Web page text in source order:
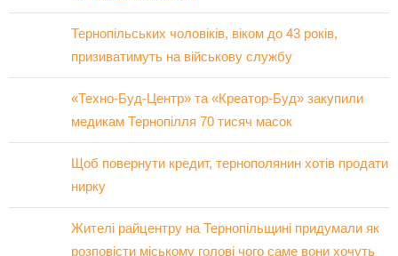
Тернопільських чоловіків, віком до 43 років,
призиватимуть на військову службу
«Техно-Буд-Центр» та «Креатор-Буд» закупили
медикам Тернопілля 70 тисяч масок
Щоб повернути кредит, тернополянин хотів продати
нирку
Жителі райцентру на Тернопільщині придумали як
розповісти міському голові чого саме вони хочуть